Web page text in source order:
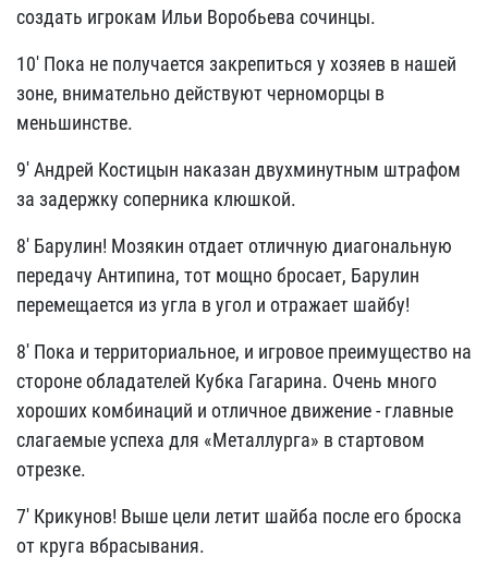
создать игрокам Ильи Воробьева сочинцы.
10' Пока не получается закрепиться у хозяев в нашей
зоне, внимательно действуют черноморцы в
меньшинстве.
9' Андрей Костицын наказан двухминутным штрафом
за задержку соперника клюшкой.
8' Барулин! Мозякин отдает отличную диагональную
передачу Антипина, тот мощно бросает, Барулин
перемещается из угла в угол и отражает шайбу!
8' Пока и территориальное, и игровое преимущество на
стороне обладателей Кубка Гагарина. Очень много
хороших комбинаций и отличное движение - главные
слагаемые успеха для «Металлурга» в стартовом
отрезке.
7' Крикунов! Выше цели летит шайба после его броска
от круга вбрасывания.